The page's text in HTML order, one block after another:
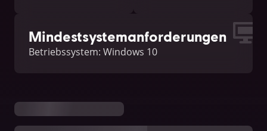
Mindestsystemanforderungen
Betriebssystem: Windows 10